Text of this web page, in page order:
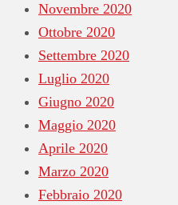
Novembre 2020
Ottobre 2020
Settembre 2020
Luglio 2020
Giugno 2020
Maggio 2020
Aprile 2020
Marzo 2020
Febbraio 2020